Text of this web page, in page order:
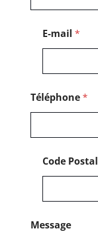
E-mail *
Téléphone*
Code Postal
Message